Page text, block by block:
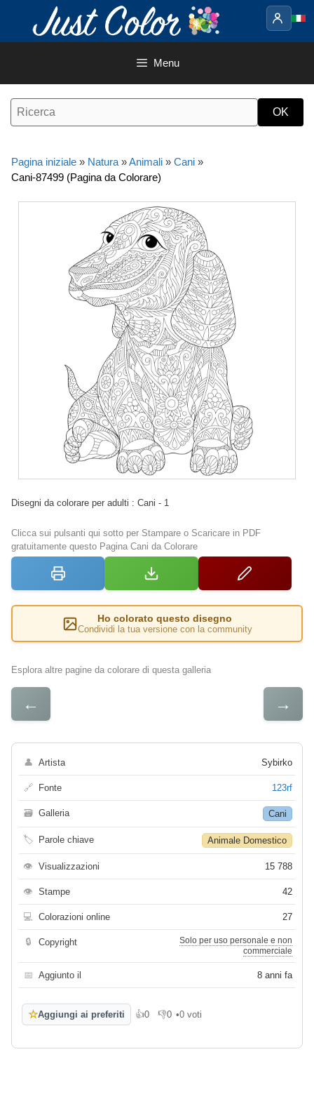
contenuto
Menu
Pagina iniziale » Natura »Animali » Cani »
Cani-87499 (Pagina da Colorare)
Disegni da colorare per adulti : Cani - 1
Clicca sui pulsanti qui sotto per Stampare o Scaricare in PDF
gratuitamente questo Pagina Cani da Colorare
Ho colorato questo disegno
Condividi la tua versione con la community
Esplora altre pagine da colorare di questa galleria
← →
👤 Artista Sybirko
🔗 Fonte 123rf
🗃 Galleria Cani
🏷 Parole chiave Animale Domestico
👁 Visualizzazioni 15 788
👁 Stampe 42
💻 Colorazioni online 27
🔒 Copyright
Solo per uso personale e non
commerciale
📅 Aggiunto il 8 anni fa
☆Aggiungi ai preferiti 👍0
Mi piace
👎0
Non mi piace
•0 voti